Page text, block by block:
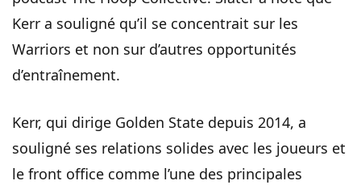
Kerr a souligné qu’il se concentrait sur les
Warriors et non sur d’autres opportunités
d’entraînement.
Kerr, qui dirige Golden State depuis 2014, a
souligné ses relations solides avec les joueurs et
le front office comme l’une des principales